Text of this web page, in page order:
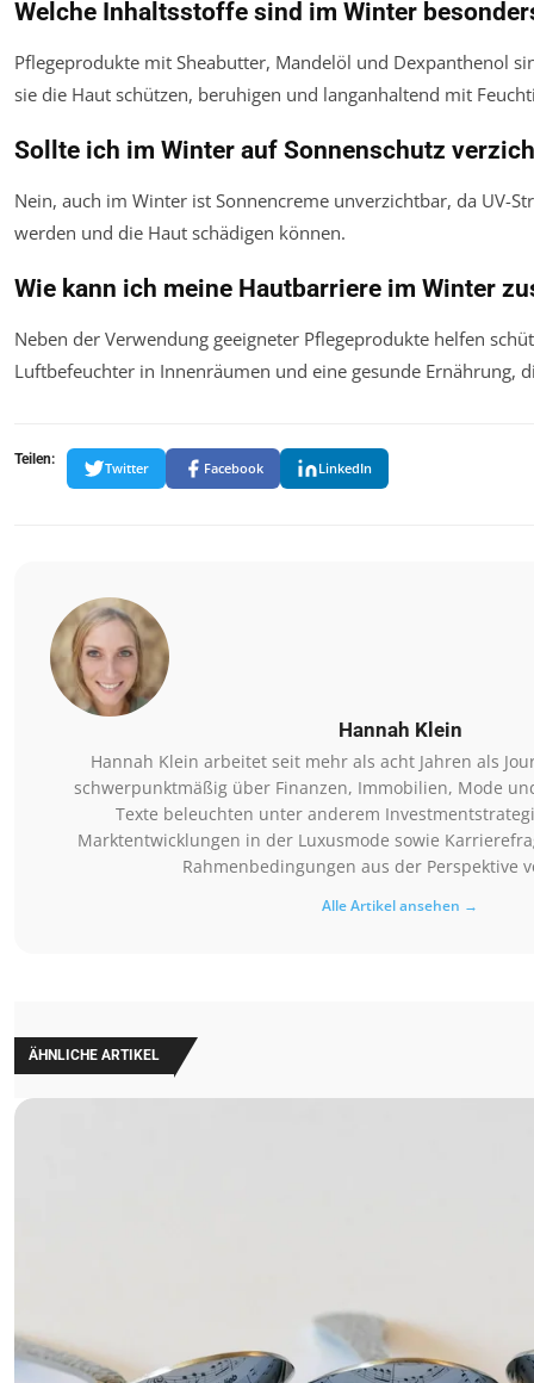
Welche Inhaltsstoffe sind im Winter
Pflegeprodukte mit Sheabutter, Mandelöl und Dexpanthenol
sie die Haut schützen, beruhigen und langanhaltend mit
Sollte ich im Winter auf Sonnenschutz
Nein, auch im Winter ist Sonnencreme unverzichtbar, da UV-
werden und die Haut schädigen können.
Wie kann ich meine Hautbarriere im Winter
Neben der Verwendung geeigneter Pflegeprodukte helfen
Luftbefeuchter in Innenräumen und eine gesunde Ernährung,
Teilen:
Twitter Facebook LinkedIn
Hannah Klein
Hannah Klein arbeitet seit mehr als acht Jahren als
schwerpunktmäßig über Finanzen, Immobilien, Mode
Texte beleuchten unter anderem
Marktentwicklungen in der Luxusmode sowie
Rahmenbedingungen aus der Perspektive
Alle Artikel ansehen →
ÄHNLICHE ARTIKEL